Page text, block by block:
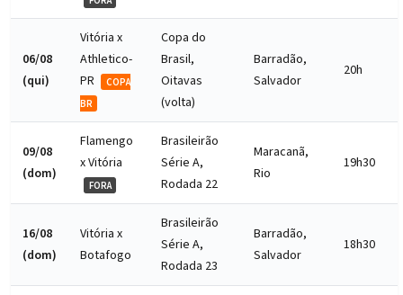
06/08
(qui)
Vitória x
Athletico-
PR
COPA
BR
Copa do
Brasil,
Oitavas
(volta)
Barradão,
Salvador
20h
09/08
(dom)
Flamengo
x Vitória
FORA
Brasileirão
Série A,
Rodada 22
Maracanã,
Rio
19h30
16/08
(dom)
Vitória x
Botafogo
Brasileirão
Série A,
Rodada 23
Barradão,
Salvador
18h30